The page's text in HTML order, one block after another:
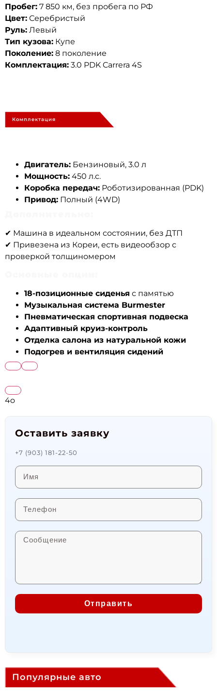
Пробег: 7 850 км, без пробега по РФ
Цвет: Серебристый
Руль: Левый
Тип кузова: Купе
Поколение: 8 поколение
Комплектация: 3.0 PDK Carrera 4S
Комплектация
Двигатель: Бензиновый, 3.0 л
Мощность: 450 л.с.
Коробка передач: Роботизированная (PDK)
Привод: Полный (4WD)
✔ Машина в идеальном состоянии, без ДТП
✔ Привезена из Кореи, есть видеообзор с
проверкой толщиномером
18-позиционные сиденья с памятью
Музыкальная система Burmester
Пневматическая спортивная подвеска
Адаптивный круиз-контроль
Отделка салона из натуральной кожи
Подогрев и вентиляция сидений
4o
Оставить заявку
+7 (903) 181-22-50
Отправить
Популярные авто